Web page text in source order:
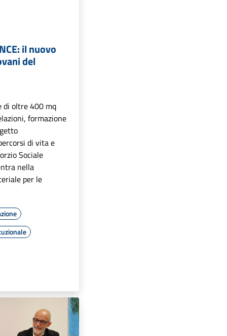
il nuovo
del
di oltre 400 mq
formazione
di vita e
Sociale
nella
per le